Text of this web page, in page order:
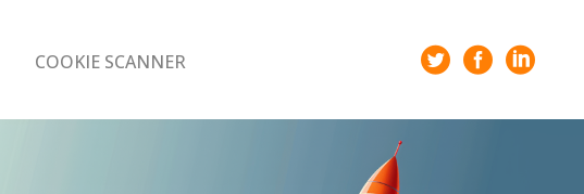
COOKIE SCANNER